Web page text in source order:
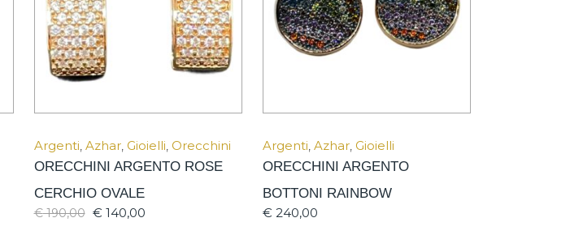
Argenti, Azhar, Gioielli, Orecchini
ORECCHINI ARGENTO ROSE
CERCHIO OVALE
€190,00 € 140,00
Argenti, Azhar, Gioielli
ORECCHINI ARGENTO
BOTTONI RAINBOW
€ 240,00